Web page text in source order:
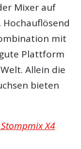
Mixer auf
mit
Plattform
Allein die
bieten
X4